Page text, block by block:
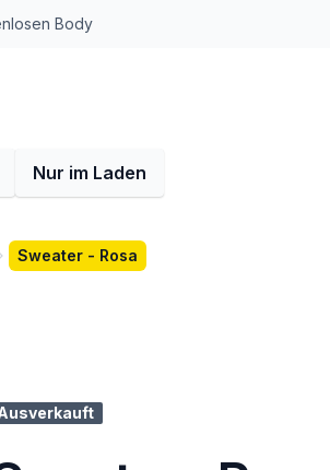
Body
Nur im Laden
Sweater - Rosa